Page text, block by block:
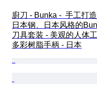
廚刀 - Bunka -  手工打
日本钢、日本风格的
刀具套装 - 美观的人体
多彩树脂手柄 - 日本